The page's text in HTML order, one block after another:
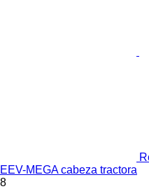
EEV-MEGA cabeza tractora
8